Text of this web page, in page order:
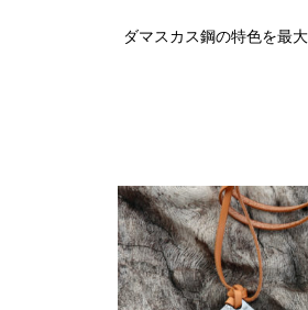
ダマスカス鋼の特色を最